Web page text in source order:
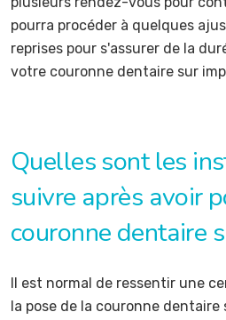
pourra procéder à quelques
reprises pour s'assurer de la
votre couronne dentaire sur
Quelles sont les
suivre après avoir
couronne dentaire
Il est normal de ressentir une
la pose de la couronne dentaire